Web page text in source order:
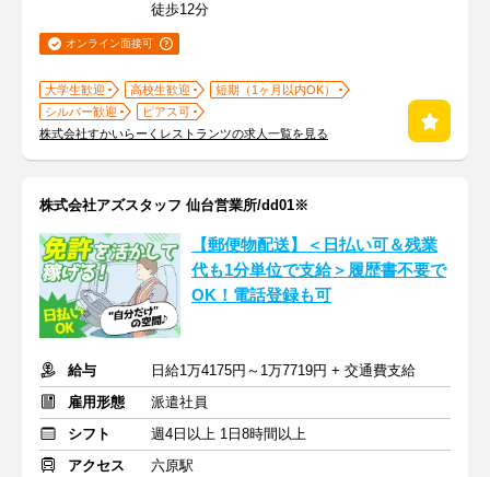
徒歩12分
オンライン面接可
大学生歓迎 高校生歓迎
短期（1ヶ月以内OK）
シルバー歓迎
ピアス可
株式会社すかいらーくレストランツの求人一覧を見る
株式会社アズスタッフ 仙台営業所/dd01※
【郵便物配送】＜日払い可＆残業
代も1分単位で支給＞履歴書不要で
OK！電話登録も可
給与
日給1万4175円～1万7719円 + 交通費支給
雇用形態
派遣社員
シフト
週4日以上 1日8時間以上
アクセス
六原駅